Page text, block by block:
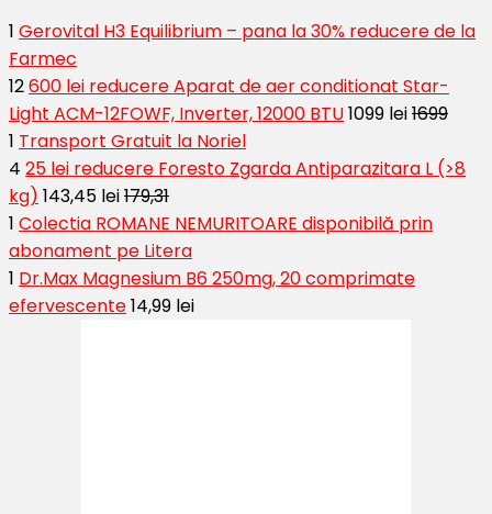
1 Gerovital H3 Equilibrium – pana la 30% reducere de la
Farmec
12600 lei reducere Aparat de aer conditionat Star-
Light ACM-12FOWF, Inverter, 12000 BTU1099 lei1699
1 Transport Gratuit la Noriel
4 25 lei reducere Foresto Zgarda Antiparazitara L (>8
kg) 143,45 lei179,31
1 Colectia ROMANE NEMURITOARE disponibilă prin
abonament pe Litera
1 Dr.Max Magnesium B6 250mg, 20 comprimate
efervescente14,99 lei